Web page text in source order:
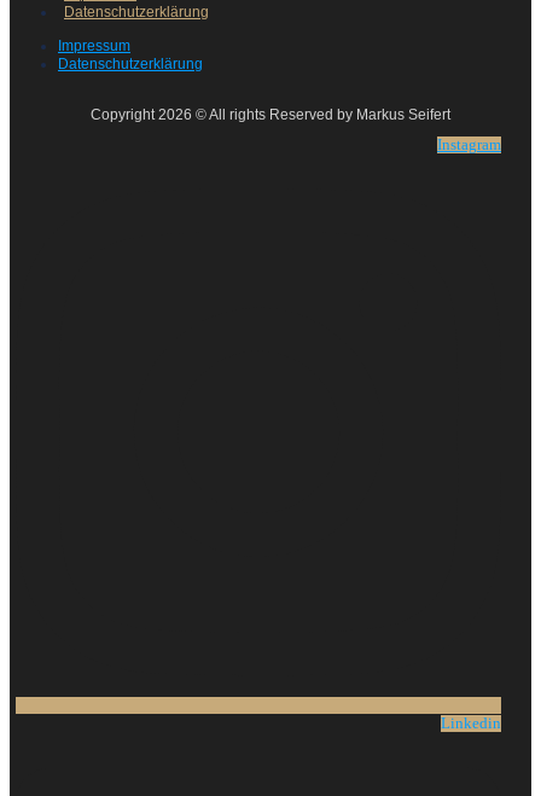
Datenschutzerklärung
Impressum
Datenschutzerklärung
Copyright 2026 © All rights Reserved by Markus Seifert
Instagram
Linkedin